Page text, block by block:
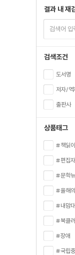
결과 내 재
검색어 입
검색조건
도서명
저자/역
출판사
상품태그
#책읽
#편집자
#문학
#올해
#내맘
#북클
#장애
#국립